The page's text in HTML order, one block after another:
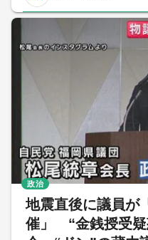
地震直後に議員が
催」 “金銭授受疑
政治